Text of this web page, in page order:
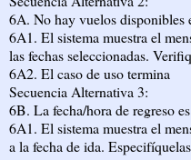
6A. No hay vuelos disponibles
6A1. El sistema muestra el
las fechas seleccionadas.
6A2. El caso de uso termina
Secuencia Alternativa 3:
6B. La fecha/hora de regreso
6A1. El sistema muestra el
a la fecha de ida.